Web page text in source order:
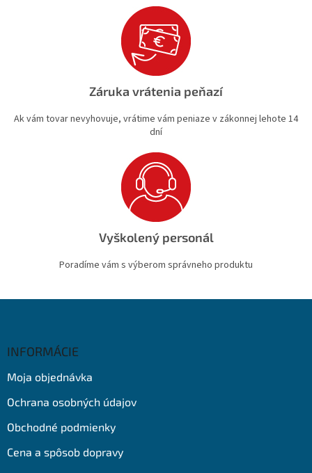
Záruka vrátenia peňazí
Ak vám tovar nevyhovuje, vrátime vám peniaze v zákonnej lehote 14
dní
Vyškolený personál
Poradíme vám s výberom správneho produktu
INFORMÁCIE
Moja objednávka
Ochrana osobných údajov
Obchodné podmienky
Cena a spôsob dopravy